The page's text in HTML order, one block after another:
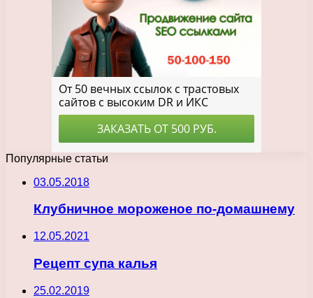
Популярные статьи
03.05.2018
Клубничное мороженое по-домашнему
12.05.2021
Рецепт супа калья
25.02.2019